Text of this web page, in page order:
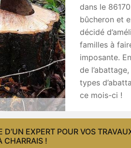
dans le
bûcheron et
décidé
familles à
imposante.
de
types
ce mois-ci !
D’UN EXPERT POUR VOS
CHARRAIS !